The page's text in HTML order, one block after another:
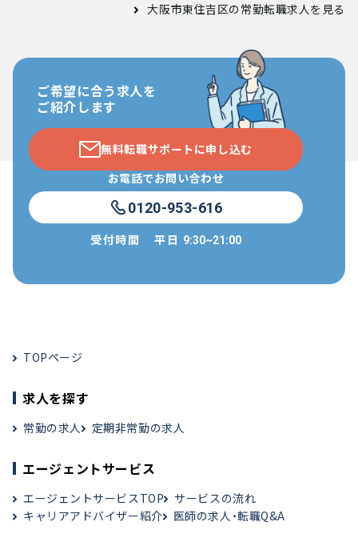
大阪市東住吉区の常勤転職求人を見る
ご希望に合う求人を
ご紹介します
無料転職サポートに申し込む
お電話でお問い合わせ
0120-953-616
受付時間 平日 9:30~21:00
TOPページ
求人を探す
常勤の求人 定期非常勤の求人
エージェントサービス
エージェントサービスTOP
サービスの流れ
キャリアアドバイザー紹介
医師の求人・転職Q&A